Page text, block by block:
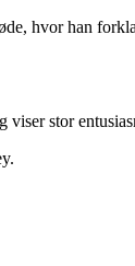
hvor han
viser stor